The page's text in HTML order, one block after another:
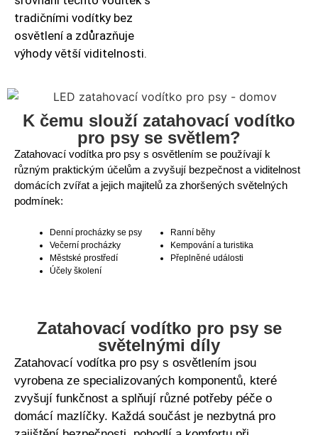
tradičními vodítky bez
osvětlení a zdůrazňuje
výhody větší viditelnosti.
K čemu slouží zatahovací vodítko
pro psy se světlem?
Zatahovací vodítka pro psy s osvětlením se používají k
různým praktickým účelům a zvyšují bezpečnost a viditelnost
domácích zvířat a jejich majitelů za zhoršených světelných
podmínek:
Denní procházky se psy
Večerní procházky
Městské prostředí
Účely školení
Ranní běhy
Kempování a turistika
Přeplněné události
Zatahovací vodítko pro psy se
světelnými díly
Zatahovací vodítka pro psy s osvětlením jsou
vyrobena ze specializovaných komponentů, které
zvyšují funkčnost a splňují různé potřeby péče o
domácí mazlíčky. Každá součást je nezbytná pro